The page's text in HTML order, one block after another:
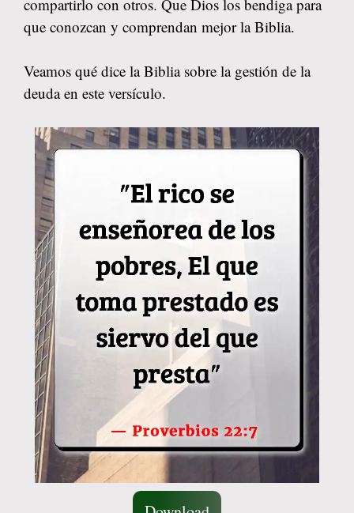
compartirlo con otros. Que Dios los bendiga para
que conozcan y comprendan mejor la Biblia.
Veamos qué dice la Biblia sobre la gestión de la
deuda en este versículo.